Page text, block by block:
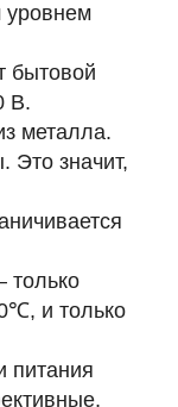
уровнем
бытовой
В.
металла.
Это значит,
только
, и только
питания